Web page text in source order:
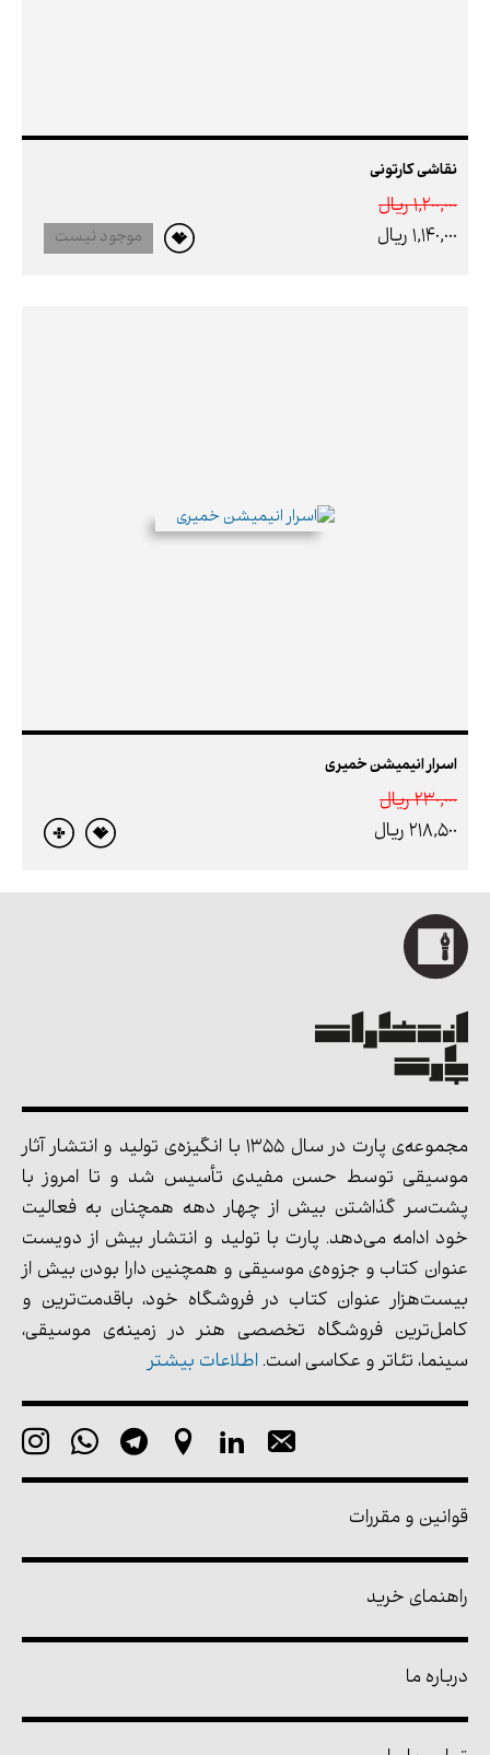
نقاشی کارتونی
1,200,000 ريال
1,140,000 ريال
موجود نیست
اسرار انیمیشن خمیری
230,000 ريال
218,500 ريال
مجموعه‌ی پارت در سال 1355 با انگیزه‌ی تولید و انتشار آثار
موسیقی توسط حسن مفیدی تأسیس شد و تا امروز با
پشت‌سر گذاشتن بیش از چهار دهه همچنان به فعالیت
خود ادامه می‌دهد. پارت با تولید و انتشار بیش از دویست
عنوان کتاب و جزوه‌ی موسیقی و همچنین دارا بودن بیش از
بیست‌هزار عنوان کتاب در فروشگاه خود، باقدمت‌ترین و
کامل‌ترین فروشگاه تخصصی هنر در زمینه‌ی موسیقی،
سینما، تئاتر و عکاسی است. اطلاعات بیشتر
قوانین و مقررات
راهنمای خرید
درباره ما